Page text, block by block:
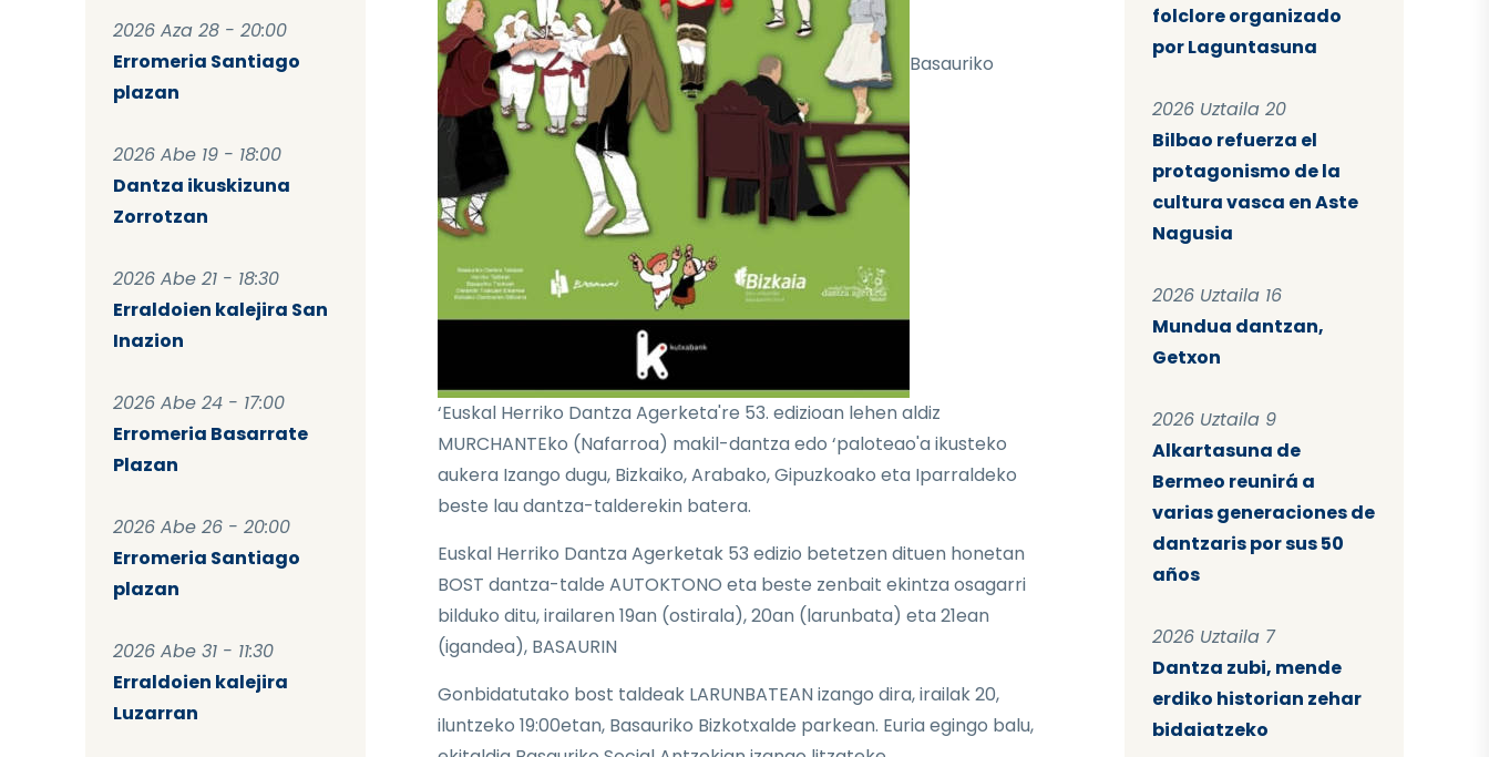
2026 Aza 28 - 20:00
Erromeria Santiago
plazan
2026 Abe 19 - 18:00
Dantza ikuskizuna
Zorrotzan
2026 Abe 21 - 18:30
Erraldoien kalejira San
Inazion
2026 Abe 24 - 17:00
Erromeria Basarrate
Plazan
2026 Abe 26 - 20:00
Erromeria Santiago
plazan
2026 Abe 31 - 11:30
Erraldoien kalejira
Luzarran
Basauriko
‘Euskal Herriko Dantza Agerketa're 53. edizioan lehen aldiz
MURCHANTEko (Nafarroa) makil-dantza edo ‘paloteao'a ikusteko
aukera Izango dugu, Bizkaiko, Arabako, Gipuzkoako eta Iparraldeko
beste lau dantza-talderekin batera.
Euskal Herriko Dantza Agerketak 53 edizio betetzen dituen honetan
BOST dantza-talde AUTOKTONO eta beste zenbait ekintza osagarri
bilduko ditu, irailaren 19an (ostirala), 20an (larunbata) eta 21ean
(igandea), BASAURIN
Gonbidatutako bost taldeak LARUNBATEAN izango dira, irailak 20,
iluntzeko 19:00etan, Basauriko Bizkotxalde parkean. Euria egingo balu,
folclore organizado
por Laguntasuna
2026 Uztaila 20
Bilbao refuerza el
protagonismo de la
cultura vasca en Aste
Nagusia
2026 Uztaila 16
Mundua dantzan,
Getxon
2026 Uztaila 9
Alkartasuna de
Bermeo reunirá a
varias generaciones de
dantzaris por sus 50
años
2026 Uztaila 7
Dantza zubi, mende
erdiko historian zehar
bidaiatzeko